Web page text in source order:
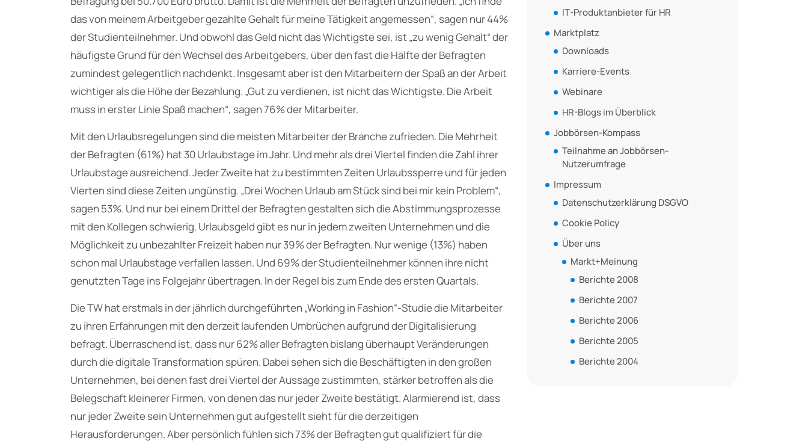
das von meinem Arbeitgeber gezahlte Gehalt für meine Tätigkeit angemessen“, sagen nur 44%
der Studienteilnehmer. Und obwohl das Geld nicht das Wichtigste sei, ist „zu wenig Gehalt“ der
häufigste Grund für den Wechsel des Arbeitgebers, über den fast die Hälfte der Befragten
zumindest gelegentlich nachdenkt. Insgesamt aber ist den Mitarbeitern der Spaß an der Arbeit
wichtiger als die Höhe der Bezahlung. „Gut zu verdienen, ist nicht das Wichtigste. Die Arbeit
muss in erster Linie Spaß machen“, sagen 76% der Mitarbeiter.
Mit den Urlaubsregelungen sind die meisten Mitarbeiter der Branche zufrieden. Die Mehrheit
der Befragten (61%) hat 30 Urlaubstage im Jahr. Und mehr als drei Viertel finden die Zahl ihrer
Urlaubstage ausreichend. Jeder Zweite hat zu bestimmten Zeiten Urlaubssperre und für jeden
Vierten sind diese Zeiten ungünstig. „Drei Wochen Urlaub am Stück sind bei mir kein Problem“,
sagen 53%. Und nur bei einem Drittel der Befragten gestalten sich die Abstimmungsprozesse
mit den Kollegen schwierig. Urlaubsgeld gibt es nur in jedem zweiten Unternehmen und die
Möglichkeit zu unbezahlter Freizeit haben nur 39% der Befragten. Nur wenige (13%) haben
schon mal Urlaubstage verfallen lassen. Und 69% der Studienteilnehmer können ihre nicht
genutzten Tage ins Folgejahr übertragen. In der Regel bis zum Ende des ersten Quartals.
Die TW hat erstmals in der jährlich durchgeführten „Working in Fashion“-Studie die Mitarbeiter
zu ihren Erfahrungen mit den derzeit laufenden Umbrüchen aufgrund der Digitalisierung
befragt. Überraschend ist, dass nur 62% aller Befragten bislang überhaupt Veränderungen
durch die digitale Transformation spüren. Dabei sehen sich die Beschäftigten in den großen
Unternehmen, bei denen fast drei Viertel der Aussage zustimmten, stärker betroffen als die
Belegschaft kleinerer Firmen, von denen das nur jeder Zweite bestätigt. Alarmierend ist, dass
nur jeder Zweite sein Unternehmen gut aufgestellt sieht für die derzeitigen
Herausforderungen. Aber persönlich fühlen sich 73% der Befragten gut qualifiziert für die
IT-Produktanbieter für HR
Marktplatz
Downloads
Karriere-Events
Webinare
HR-Blogs im Überblick
Jobbörsen-Kompass
Teilnahme an Jobbörsen-
Nutzerumfrage
Impressum
Datenschutzerklärung DSGVO
Cookie Policy
Über uns
Markt+Meinung
Berichte 2008
Berichte 2007
Berichte 2006
Berichte 2005
Berichte 2004